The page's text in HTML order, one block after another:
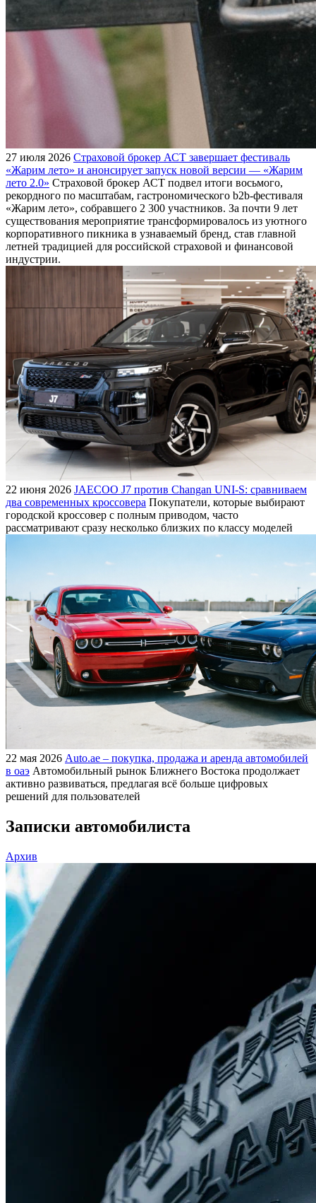
27 июля 2026 Страховой брокер АСТ завершает фестиваль
«Жарим лето» и анонсирует запуск новой версии — «Жарим
лето 2.0» Страховой брокер АСТ подвел итоги восьмого,
рекордного по масштабам, гастрономического b2b-фестиваля
«Жарим лето», собравшего 2 300 участников. За почти 9 лет
существования мероприятие трансформировалось из уютного
корпоративного пикника в узнаваемый бренд, став главной
летней традицией для российской страховой и финансовой
индустрии.
22 июня 2026 JAECOO J7 против Changan UNI-S: сравниваем
два современных кроссовера Покупатели, которые выбирают
городской кроссовер с полным приводом, часто
рассматривают сразу несколько близких по классу моделей
22 мая 2026 Auto.ae – покупка, продажа и аренда автомобилей
в оаэ Автомобильный рынок Ближнего Востока продолжает
активно развиваться, предлагая всё больше цифровых
решений для пользователей
Записки автомобилиста
Архив